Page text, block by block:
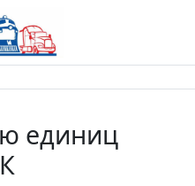
единиц